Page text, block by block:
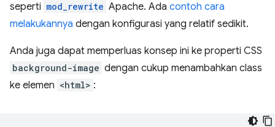
seperti mod_rewrite Apache. Ada contoh cara
melakukannya dengan konfigurasi yang relatif sedikit.
Anda juga dapat memperluas konsep ini ke properti CSS
background-image dengan cukup menambahkan class
ke elemen <html> :